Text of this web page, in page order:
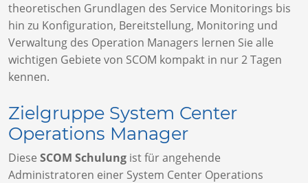
theoretischen Grundlagen des Service Monitorings bis
hin zu Konfiguration, Bereitstellung, Monitoring und
Verwaltung des Operation Managers lernen Sie alle
wichtigen Gebiete von SCOM kompakt in nur 2 Tagen
kennen.
Zielgruppe System Center
Operations Manager
Diese SCOM Schulung ist für angehende
Administratoren einer System Center Operations